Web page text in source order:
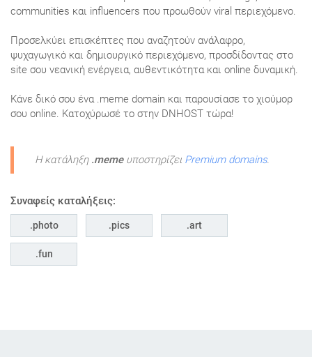
communities και influencers που προωθούν viral περιεχόμενο.
Προσελκύει επισκέπτες που αναζητούν ανάλαφρο,
ψυχαγωγικό και δημιουργικό περιεχόμενο, προσδίδοντας στο
site σου νεανική ενέργεια, αυθεντικότητα και online δυναμική.
Κάνε δικό σου ένα .meme domain και παρουσίασε το χιούμορ
σου online. Κατοχύρωσέ το στην DNHOST τώρα!
Η κατάληξη .memeυποστηρίζει Premium domains.
Συναφείς καταλήξεις:
photo pics art
fun